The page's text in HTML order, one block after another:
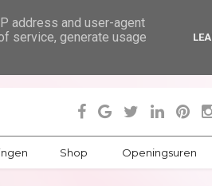
Shop Openingsuren
address and user-agent
service, generate usage